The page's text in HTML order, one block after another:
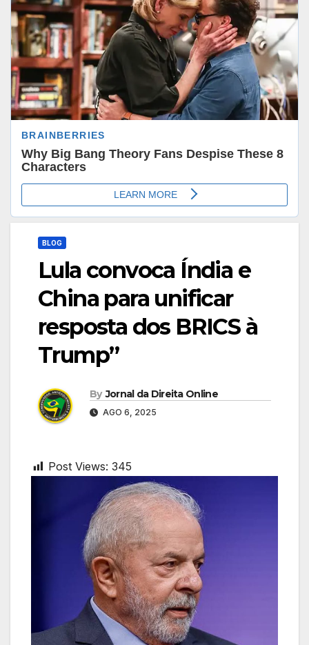
BLOG
Lula convoca Índia e
China para unificar
resposta dos BRICS à
Trump”
By Jornal da Direita Online
AGO 6, 2025
Post Views: 345